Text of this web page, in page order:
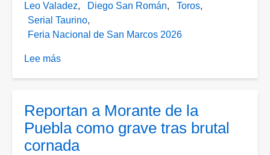
Leo Valadez
Diego San Román
Toros
Serial Taurino
Feria Nacional de San Marcos 2026
Lee más
Román
rozan
el
Reportan a Morante de la
Puebla como grave tras brutal
cornada